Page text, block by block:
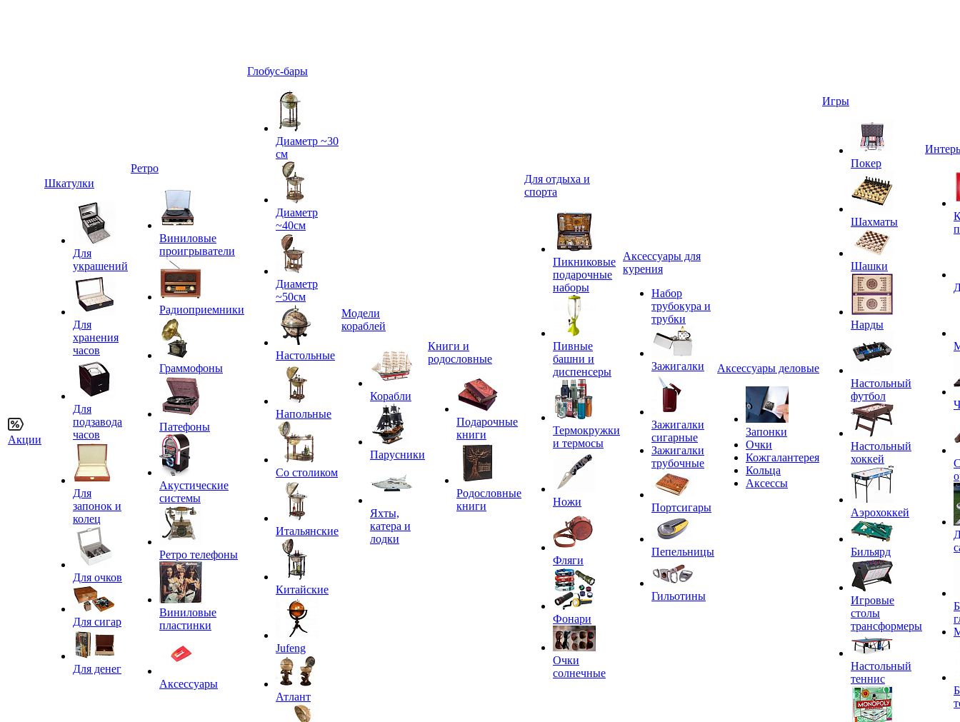
Акции
Шкатулки
Для
украшений
Для
хранения
часов
Для
подзавода
часов
Для
запонок и
колец
Для очков
Для сигар
Для денег
Ретро
Виниловые
проигрыватели
Радиоприемники
Граммофоны
Патефоны
Акустические
системы
Ретро телефоны
Виниловые
пластинки
Аксессуары
Глобус-бары
Диаметр ~30
см
Диаметр
~40см
Диаметр
~50см
Настольные
Напольные
Со столиком
Итальянские
Китайские
Jufeng
Атлант
Модели
кораблей
Корабли
Парусники
Яхты,
катера и
лодки
Книги и
родословные
Подарочные
книги
Родословные
книги
Для отдыха и
спорта
Пикниковые
подарочные
наборы
Пивные
башни и
диспенсеры
Термокружки
и термосы
Ножи
Фляги
Фонари
Очки
солнечные
Аксессуары для
курения
Набор
трубокура и
трубки
Зажигалки
Зажигалки
сигарные
Зажигалки
трубочные
Портсигары
Пепельницы
Гильотины
Аксессуары деловые
Запонки
Очки
Кожгалантерея
Кольца
Аксессы
Игры
Покер
Шахматы
Шашки
Нарды
Настольный
футбол
Настольный
хоккей
Аэрохоккей
Бильярд
Игровые
столы
трансформеры
Настольный
теннис